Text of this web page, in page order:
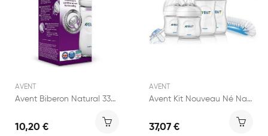
AVENT
Avent Biberon Natural 330ml
10,20 €
AVENT
Avent Kit Nouveau Né Natural
37,07 €